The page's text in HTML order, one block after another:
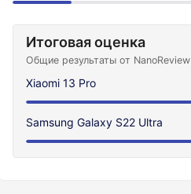
Итоговая оценка
Общие результаты от NanoReview
Xiaomi 13 Pro
Samsung Galaxy S22 Ultra